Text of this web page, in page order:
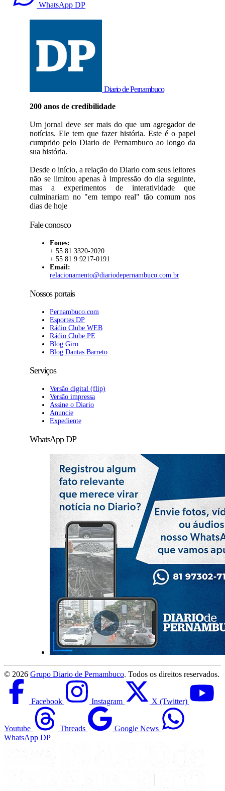
WhatsApp DP
Diario de Pernambuco
200 anos de credibilidade
Um jornal deve ser mais do que um agregador de
notícias. Ele tem que fazer história. Este é o papel
cumprido pelo Diario de Pernambuco ao longo da
sua história.
Desde o início, a relação do Diario com seus leitores
não se limitou apenas à impressão do dia seguinte,
mas a experimentos de interatividade que
culminariam no "em tempo real" tão comum nos
dias de hoje
Fale conosco
Fones:
+ 55 81 3320-2020
+ 55 81 9 9217-0191
Email:
relacionamento@diariodepernambuco.com.br
Nossos portais
Pernambuco.com
Esportes DP
Rádio Clube WEB
Rádio Clube PE
Blog Giro
Blog Dantas Barreto
Serviços
Versão digital (flip)
Versão impressa
Assine o Diario
Anuncie
Expediente
WhatsApp DP
© 2026 Grupo Diario de Pernambuco. Todos os direitos reservados.
Facebook Instagram X (Twitter)
Youtube Threads
Google News
WhatsApp DP